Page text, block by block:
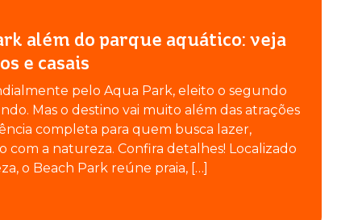
além do parque aquático: veja
e casais
pelo Aqua Park, eleito o segundo
Mas o destino vai muito além das atrações
completa para quem busca lazer,
com a natureza. Confira detalhes! Localizado
o Beach Park reúne praia, […]